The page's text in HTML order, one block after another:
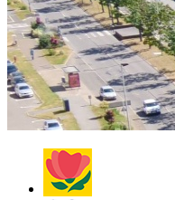
Villes
et
Villages